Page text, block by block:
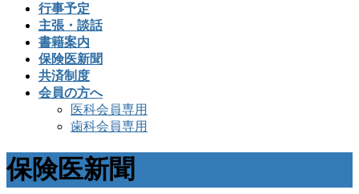
行事予定
主張・談話
書籍案内
保険医新聞
共済制度
会員の方へ
医科会員専用
歯科会員専用
保険医新聞